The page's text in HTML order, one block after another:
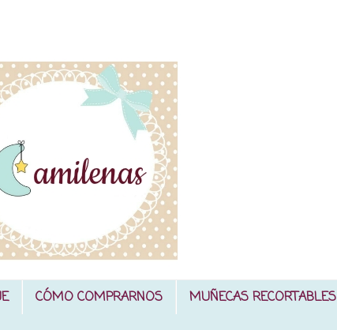
CÓMO COMPRARNOS MUÑECAS RECORTABLES